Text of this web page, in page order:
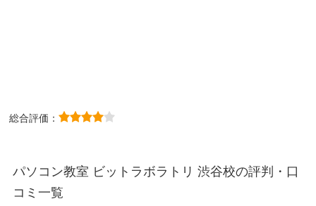
総合評価：
パソコン教室 ビットラボラトリ 渋谷校の評判・口
コミ一覧